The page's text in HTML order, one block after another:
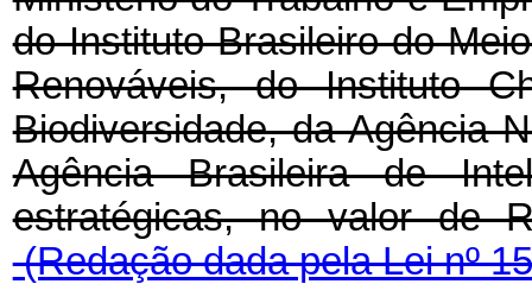
do Instituto Brasileiro do
Renováveis, do Instituto
Biodiversidade, da Agência
Agência Brasileira de
estratégicas, no valor de
(Redação dada pela Lei nº